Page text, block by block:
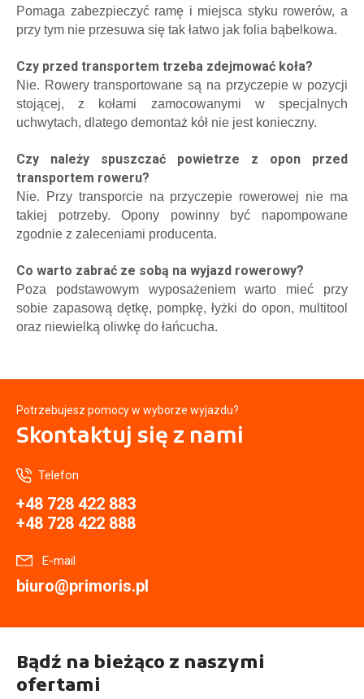
Pomaga zabezpieczyć ramę i miejsca styku rowerów, a
przy tym nie przesuwa się tak łatwo jak folia bąbelkowa.
Czy przed transportem trzeba zdejmować koła?
Nie. Rowery transportowane są na przyczepie w pozycji
stojącej, z kołami zamocowanymi w specjalnych
uchwytach, dlatego demontaż kół nie jest konieczny.
Czy należy spuszczać powietrze z opon przed
transportem roweru?
Nie. Przy transporcie na przyczepie rowerowej nie ma
takiej potrzeby. Opony powinny być napompowane
zgodnie z zaleceniami producenta.
Co warto zabrać ze sobą na wyjazd rowerowy?
Poza podstawowym wyposażeniem warto mieć przy
sobie zapasową dętkę, pompkę, łyżki do opon, multitool
oraz niewielką oliwkę do łańcucha.
Potrzebujesz pomocy w wyborze wyjazdu?
Skontaktuj się z nami
Telefon
+48 728 422 883
+48 728 422 888
E-mail
biuro@primoris.pl
Bądź na bieżąco z naszymi
ofertami